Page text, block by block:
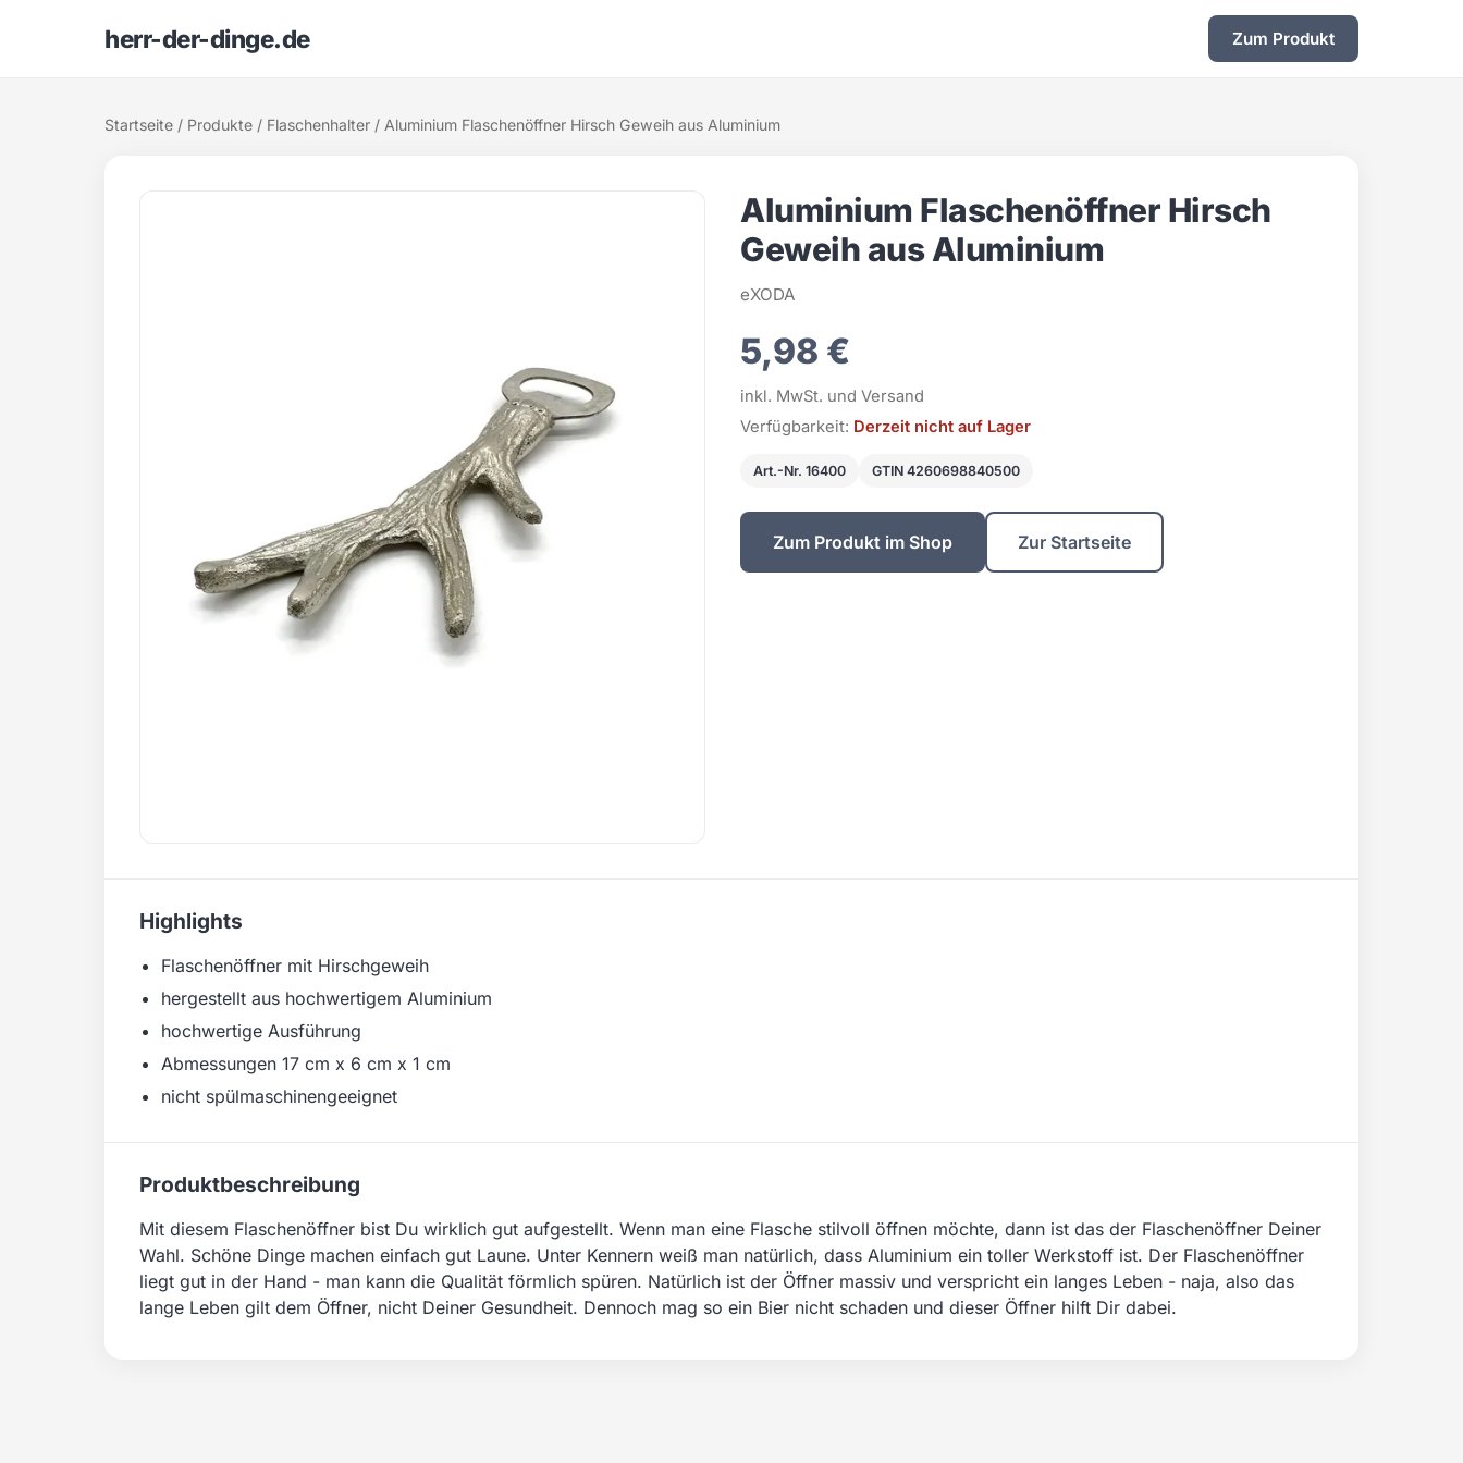
herr-der-dinge.de Zum Produkt
Startseite / Produkte / Flaschenhalter / Aluminium Flaschenöffner Hirsch Geweih aus Aluminium
Aluminium Flaschenöffner Hirsch
Geweih aus Aluminium
eXODA
5,98 €
inkl. MwSt. und Versand
Verfügbarkeit: Derzeit nicht auf Lager
Art.-Nr. 16400 GTIN 4260698840500
Zum Produkt im Shop Zur Startseite
Highlights
Flaschenöffner mit Hirschgeweih
hergestellt aus hochwertigem Aluminium
hochwertige Ausführung
Abmessungen 17 cm x 6 cm x 1 cm
nicht spülmaschinengeeignet
Produktbeschreibung
Mit diesem Flaschenöffner bist Du wirklich gut aufgestellt. Wenn man eine Flasche stilvoll öffnen möchte, dann ist das der Flaschenöffner Deiner
Wahl. Schöne Dinge machen einfach gut Laune. Unter Kennern weiß man natürlich, dass Aluminium ein toller Werkstoff ist. Der Flaschenöffner
liegt gut in der Hand - man kann die Qualität förmlich spüren. Natürlich ist der Öffner massiv und verspricht ein langes Leben - naja, also das
lange Leben gilt dem Öffner, nicht Deiner Gesundheit. Dennoch mag so ein Bier nicht schaden und dieser Öffner hilft Dir dabei.